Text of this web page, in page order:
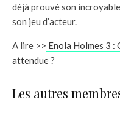
déjà prouvé son
son jeu d’acteur.
A lire >> Enola Holmes 3
attendue ?
Les autres